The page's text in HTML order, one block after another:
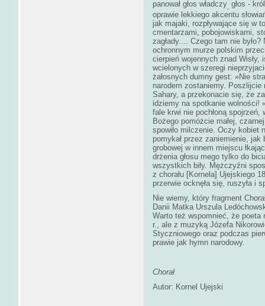
panował głos władczy głos -
oprawie lekkiego akcentu
jak majaki, rozpływające się w
cmentarzami, pobojowiskami,
zagłady.... Czego tam nie
ochronnym murze polskim
cierpień wojennych znad
wcielonych w szeregi
żałosnych dumny gest: »Nie
narodem zostaniemy.
Sahary, a przekonacie się, że
idziemy na spotkanie wolności!
fale krwi nie pochłoną spojrzeń,
Bożego pomóżcie małej,
spowiło milczenie. Oczy kobiet
pomykał przez zaniemienie, jak
grobowej w innem miejscu
drżenia głosu mego tylko do
wszystkich biły. Mężczyźni
z chorału [Kornela] Ujejskiego
przerwie ocknęła się, ruszyła i
Nie wiemy, który fragment
Danii Matka Urszula
Warto też wspomnieć, że poeta
r., ale z muzyką Józefa
Styczniowego oraz podczas
prawie jak hymn narodowy.
Chorał
Autor: Kornel Ujejski